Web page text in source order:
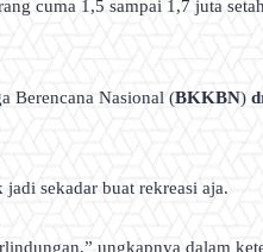
cuma 1,5 sampai 1,7 juta
Berencana Nasional (BKKBN)
sekadar buat rekreasi aja.
ungkapnya dalam